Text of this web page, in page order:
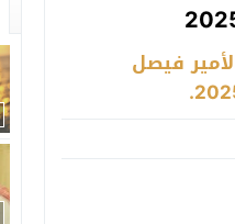
من أشعار الأمير فيصل